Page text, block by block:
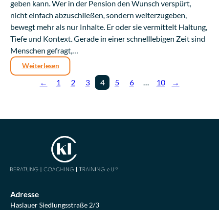
geben kann. Wer in der Pension den Wunsch verspürt,
nicht einfach abzuschließen, sondern weiterzugeben,
bewegt mehr als nur Inhalte. Er oder sie vermittelt Haltung,
Tiefe und Kontext. Gerade in einer schnelllebigen Zeit sind
Menschen gefragt,…
Weiterlesen
← 1 2 3 4 5 6 … 10 →
Adresse
Haslauer Siedlungsstraße 2/3